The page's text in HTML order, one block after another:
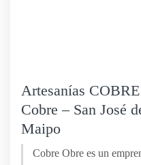
Artesanías
Cobre – San José
Maipo
Cobre Obre es un